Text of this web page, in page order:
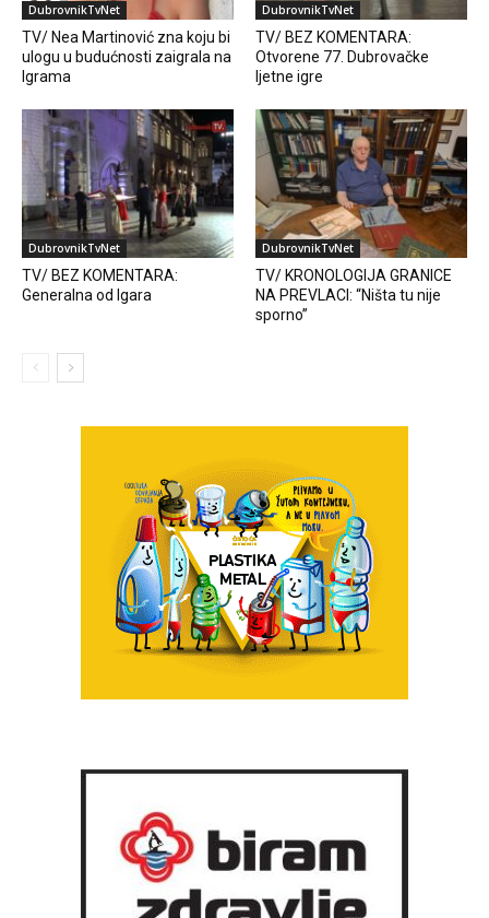
DubrovnikTvNet
TV/ Nea Martinović zna koju bi
ulogu u budućnosti zaigrala na
Igrama
DubrovnikTvNet
TV/ BEZ KOMENTARA:
Otvorene 77. Dubrovačke
ljetne igre
DubrovnikTvNet
TV/ BEZ KOMENTARA:
Generalna od Igara
DubrovnikTvNet
TV/ KRONOLOGIJA GRANICE
NA PREVLACI: “Ništa tu nije
sporno”